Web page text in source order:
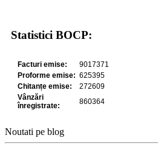
Statistici BOCP:
Noutati pe blog